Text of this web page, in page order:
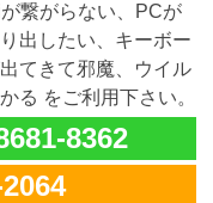
繋がらない、PCが
出したい、キーボー
てきて邪魔、ウイル
る をご利用下さい。
8362